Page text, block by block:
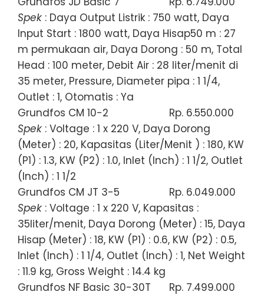
Spek : Daya Output Listrik : 750 watt, Daya
Input Start : 1800 watt, Daya Hisap50 m : 27
m permukaan air, Daya Dorong : 50 m, Total
Head : 100 meter, Debit Air : 28 liter/menit di
35 meter, Pressure, Diameter pipa : 1 1/4,
Outlet : 1, Otomatis : Ya
Grundfos CM 10-2
Rp. 6.550.000
Spek : Voltage : 1 x 220 V, Daya Dorong
(Meter) : 20, Kapasitas (Liter/Menit ) : 180, KW
(P1) : 1.3, KW (P2) : 1.0, Inlet (Inch) : 1 1/2, Outlet
(Inch) : 1 1/2
Grundfos CM JT 3-5
Rp. 6.049.000
Spek : Voltage : 1 x 220 V, Kapasitas :
35liter/menit, Daya Dorong (Meter) : 15, Daya
Hisap (Meter) : 18, KW (P1) : 0.6, KW (P2) : 0.5,
Inlet (Inch) : 1 1/4, Outlet (Inch) : 1, Net Weight
: 11.9 kg, Gross Weight : 14.4 kg
Grundfos NF Basic 30-30T
Rp. 7.499.000